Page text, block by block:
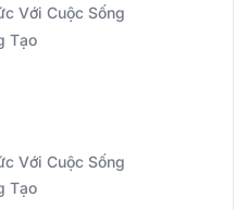
Với Cuộc Sống
Tạo
Với Cuộc Sống
Tạo